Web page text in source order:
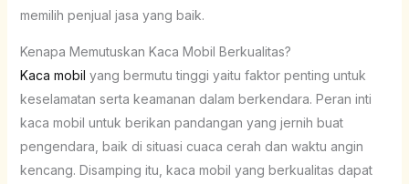
memilih penjual jasa yang baik.
Kenapa Memutuskan Kaca Mobil Berkualitas?
Kaca mobil yang bermutu tinggi yaitu faktor penting untuk
keselamatan serta keamanan dalam berkendara. Peran inti
kaca mobil untuk berikan pandangan yang jernih buat
pengendara, baik di situasi cuaca cerah dan waktu angin
kencang. Disamping itu, kaca mobil yang berkualitas dapat